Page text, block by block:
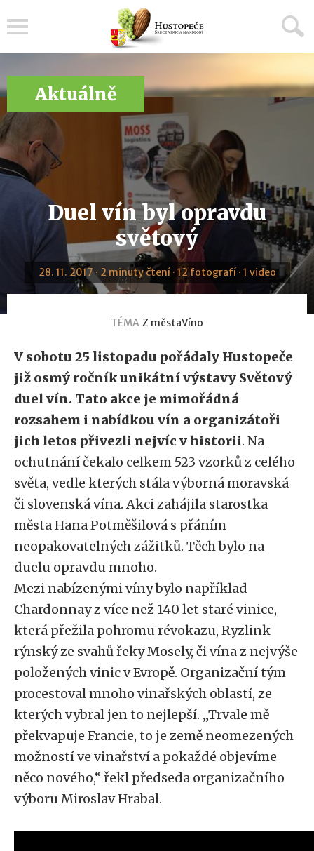
Aktuálně
Duel vín byl opravdu
světový
28. 11. 2017 · 2 minuty čtení · 12 fotografí · 1 video
TÉMA Z městaVíno
V sobotu 25 listopadu pořádaly Hustopeče
již osmý ročník unikátní výstavy Světový
duel vín. Tato akce je mimořádná
rozsahem i nabídkou vín a organizátoři
jich letos přivezli nejvíc v historii. Na
ochutnání čekalo celkem 523 vzorků z celého
světa, vedle kterých stála výborná moravská
či slovenská vína. Akci zahájila starostka
města Hana Potměšilová s přáním
neopakovatelných zážitků. Těch bylo na
duelu opravdu mnoho.
Mezi nabízenými víny bylo například
Chardonnay z více než 140 let staré vinice,
která přežila pohromu révokazu, Ryzlink
rýnský ze svahů řeky Mosely, či vína z nejvýše
položených vinic v Evropě. Organizační tým
procestoval mnoho vinařských oblastí, ze
kterých vybral jen to nejlepší. „Trvale mě
překvapuje Francie, to je země neomezených
možností ve vinařství a pokaždé objevíme
něco nového,“ řekl předseda organizačního
výboru Miroslav Hrabal.